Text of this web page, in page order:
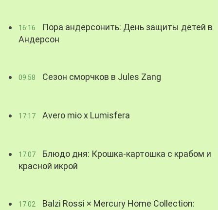
16:16
Пора андерсонить: День защиты детей в
Андерсон
09:58 Сезон сморчков в Jules Zang
17:17 Avero mio x Lumisfera
17:07
Блюдо дня: Крошка-картошка с крабом и
красной икрой
17:02
Balzi Rossi × Mercury Home Collection: